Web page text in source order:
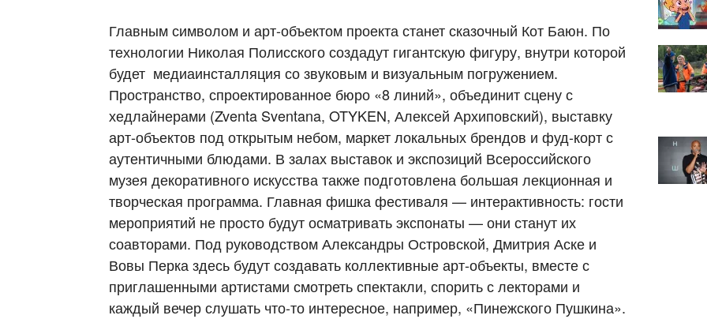
Главным символом и арт-объектом проекта станет сказочный Кот Баюн. По
технологии Николая Полисского создадут гигантскую фигуру, внутри которой
будет медиаинсталляция со звуковым и визуальным погружением.
Пространство, спроектированное бюро «8 линий», объединит сцену с
хедлайнерами (Zventa Sventana, OTYKEN, Алексей Архиповский), выставку
арт-объектов под открытым небом, маркет локальных брендов и фуд-корт с
аутентичными блюдами. В залах выставок и экспозиций Всероссийского
музея декоративного искусства также подготовлена большая лекционная и
творческая программа. Главная фишка фестиваля — интерактивность: гости
мероприятий не просто будут осматривать экспонаты — они станут их
соавторами. Под руководством Александры Островской, Дмитрия Аске и
Вовы Перка здесь будут создавать коллективные арт-объекты, вместе с
приглашенными артистами смотреть спектакли, спорить с лекторами и
каждый вечер слушать что-то интересное, например, «Пинежского Пушкина».